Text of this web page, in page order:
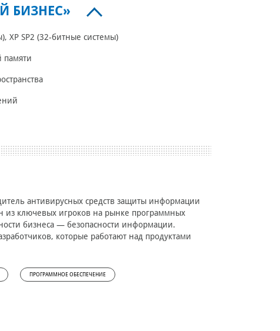
БИЗНЕС»
XP SP2 (32-битные системы)
памяти
антивирусных средств защиты информации
ключевых игроков на рынке программных
бизнеса — безопасности информации.
которые работают над продуктами
ПРОГРАММНОЕ ОБЕСПЕЧЕНИЕ